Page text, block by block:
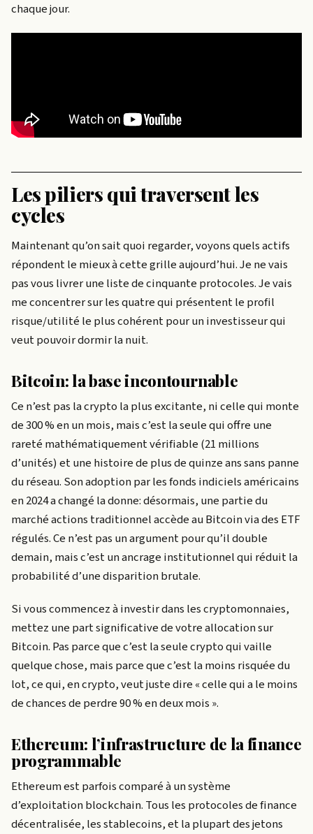
chaque jour.
Les piliers qui traversent les
cycles
Maintenant qu’on sait quoi regarder, voyons quels actifs
répondent le mieux à cette grille aujourd’hui. Je ne vais
pas vous livrer une liste de cinquante protocoles. Je vais
me concentrer sur les quatre qui présentent le profil
risque/utilité le plus cohérent pour un investisseur qui
veut pouvoir dormir la nuit.
Bitcoin: la base incontournable
Ce n’est pas la crypto la plus excitante, ni celle qui monte
de 300 % en un mois, mais c’est la seule qui offre une
rareté mathématiquement vérifiable (21 millions
d’unités) et une histoire de plus de quinze ans sans panne
du réseau. Son adoption par les fonds indiciels américains
en 2024 a changé la donne: désormais, une partie du
marché actions traditionnel accède au Bitcoin via des ETF
régulés. Ce n’est pas un argument pour qu’il double
demain, mais c’est un ancrage institutionnel qui réduit la
probabilité d’une disparition brutale.
Si vous commencez à investir dans les cryptomonnaies,
mettez une part significative de votre allocation sur
Bitcoin. Pas parce que c’est la seule crypto qui vaille
quelque chose, mais parce que c’est la moins risquée du
lot, ce qui, en crypto, veut juste dire « celle qui a le moins
de chances de perdre 90 % en deux mois ».
Ethereum: l’infrastructure de la finance
programmable
Ethereum est parfois comparé à un système
d’exploitation blockchain. Tous les protocoles de finance
décentralisée, les stablecoins, et la plupart des jetons